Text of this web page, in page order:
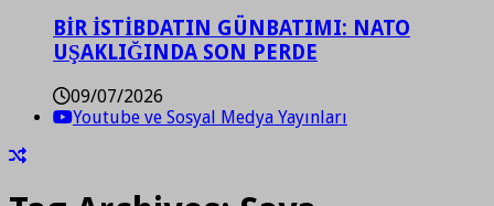
BİR İSTİBDATIN GÜNBATIMI: NATO
UŞAKLIĞINDA SON PERDE
09/07/2026
Youtube ve Sosyal Medya Yayınları